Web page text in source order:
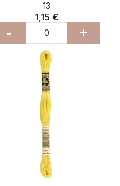
13
1,15 €
- +